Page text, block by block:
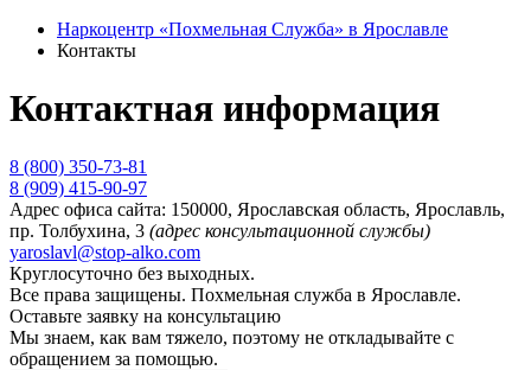
Наркоцентр «Похмельная Служба» в Ярославле
Контакты
Контактная информация
8 (800) 350-73-81
8 (909) 415-90-97
Адрес офиса сайта: 150000, Ярославская область, Ярославль,
пр. Толбухина, 3 (адрес консультационной службы)
yaroslavl@stop-alko.com
Круглосуточно без выходных.
Все права защищены. Похмельная служба в Ярославле.
Оставьте заявку на консультацию
Мы знаем, как вам тяжело, поэтому не откладывайте с
обращением за помощью.